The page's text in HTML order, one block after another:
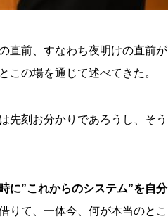
直前、すなわち夜明けの直前が
この場を通じて述べてきた。
先刻お分かりであろうし、そう
に”これからのシステム”を自分
りて、一体今、何が本当のとこ